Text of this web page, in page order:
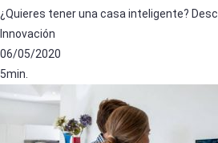
¿Quieres tener una casa inteligente?
Innovación
06/05/2020
5min.